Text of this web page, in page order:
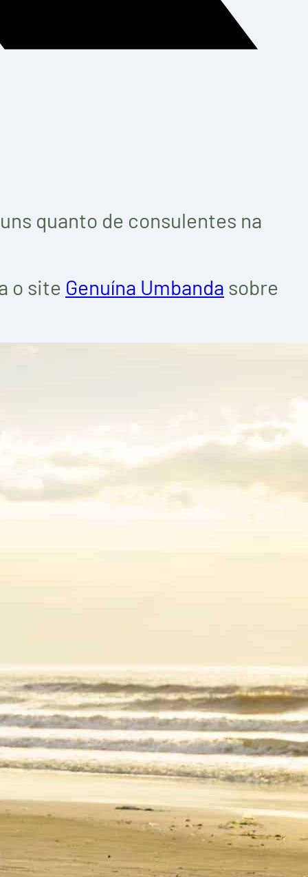
quanto de consulentes na
o site Genuína Umbanda sobre